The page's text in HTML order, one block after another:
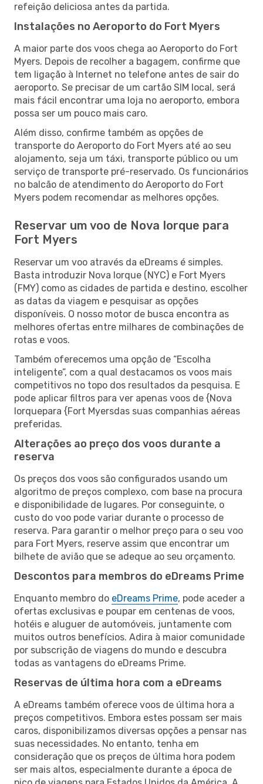
refeição deliciosa antes da partida.
Instalações no Aeroporto do Fort Myers
A maior parte dos voos chega ao Aeroporto do Fort
Myers. Depois de recolher a bagagem, confirme que
tem ligação à Internet no telefone antes de sair do
aeroporto. Se precisar de um cartão SIM local, será
mais fácil encontrar uma loja no aeroporto, embora
possa ser um pouco mais caro.
Além disso, confirme também as opções de
transporte do Aeroporto do Fort Myers até ao seu
alojamento, seja um táxi, transporte público ou um
serviço de transporte pré-reservado. Os funcionários
no balcão de atendimento do Aeroporto do Fort
Myers podem recomendar as melhores opções.
Reservar um voo de Nova Iorque para
Fort Myers
Reservar um voo através da eDreams é simples.
Basta introduzir Nova Iorque (NYC) e Fort Myers
(FMY) como as cidades de partida e destino, escolher
as datas da viagem e pesquisar as opções
disponíveis. O nosso motor de busca encontra as
melhores ofertas entre milhares de combinações de
rotas e voos.
Também oferecemos uma opção de “Escolha
inteligente”, com a qual destacamos os voos mais
competitivos no topo dos resultados da pesquisa. E
pode aplicar filtros para ver apenas voos de {Nova
Iorquepara {Fort Myersdas suas companhias aéreas
preferidas.
Alterações ao preço dos voos durante a
reserva
Os preços dos voos são configurados usando um
algoritmo de preços complexo, com base na procura
e disponibilidade de lugares. Por conseguinte, o
custo do voo pode variar durante o processo de
reserva. Para garantir o melhor preço para o seu voo
para Fort Myers, reserve assim que encontrar um
bilhete de avião que se adeque ao seu orçamento.
Descontos para membros do eDreams Prime
Enquanto membro do eDreams Prime, pode aceder a
ofertas exclusivas e poupar em centenas de voos,
hotéis e aluguer de automóveis, juntamente com
muitos outros benefícios. Adira à maior comunidade
por subscrição de viagens do mundo e descubra
todas as vantagens do eDreams Prime.
Reservas de última hora com a eDreams
A eDreams também oferece voos de última hora a
preços competitivos. Embora estes possam ser mais
caros, disponibilizamos diversas opções a pensar nas
suas necessidades. No entanto, tenha em
consideração que os preços de última hora podem
ser mais altos, especialmente durante a época de